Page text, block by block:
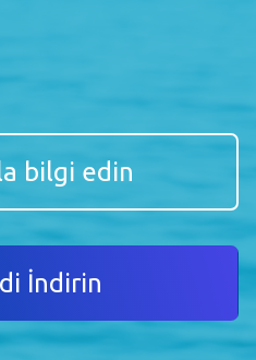
bilgi edin
İndirin